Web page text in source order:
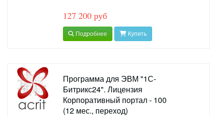
127 200 руб
Подробнее Купить
Программа для ЭВМ "1С-
Битрикс24". Лицензия
Корпоративный портал - 100
(12 мес., переход)